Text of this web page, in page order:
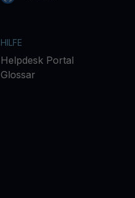
HILFE
Helpdesk Portal
Glossar